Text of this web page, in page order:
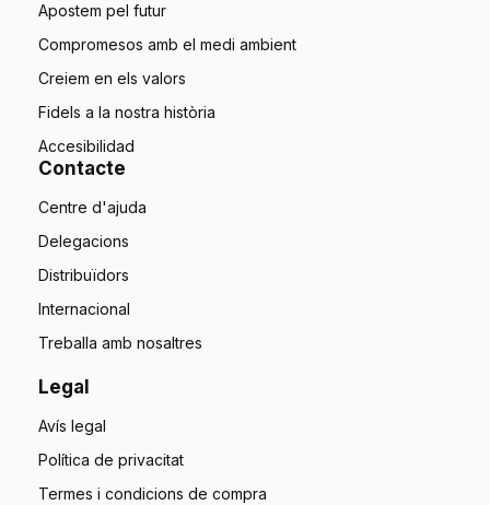
Apostem pel futur
Compromesos amb el medi ambient
Creiem en els valors
Fidels a la nostra història
Accesibilidad
Contacte
Centre d'ajuda
Delegacions
Distribuïdors
Internacional
Treballa amb nosaltres
Legal
Avís legal
Política de privacitat
Termes i condicions de compra